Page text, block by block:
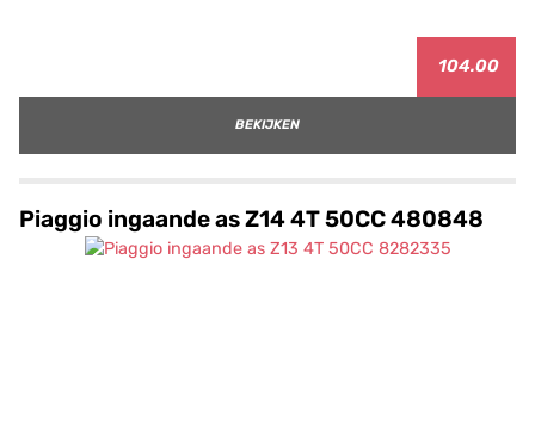
104.00
BEKIJKEN
Piaggio ingaande as Z14 4T 50CC 480848